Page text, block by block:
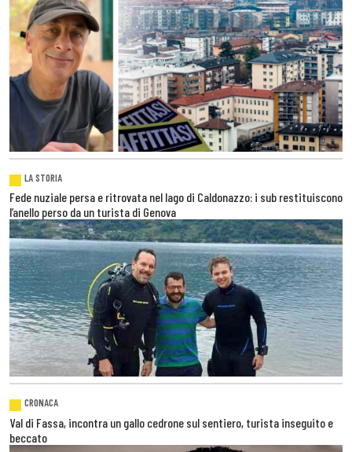
LA STORIA
Fede nuziale persa e ritrovata nel lago di Caldonazzo: i sub restituiscono
l’anello perso da un turista di Genova
CRONACA
Val di Fassa, incontra un gallo cedrone sul sentiero, turista inseguito e
beccato